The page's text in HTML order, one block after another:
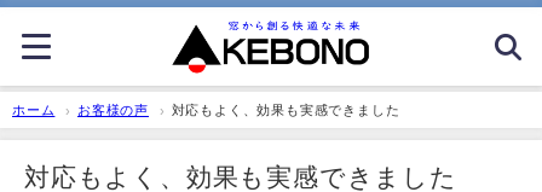
ホーム お客様の声 対応もよく、効果も実感できました
対応もよく、効果も実感できました